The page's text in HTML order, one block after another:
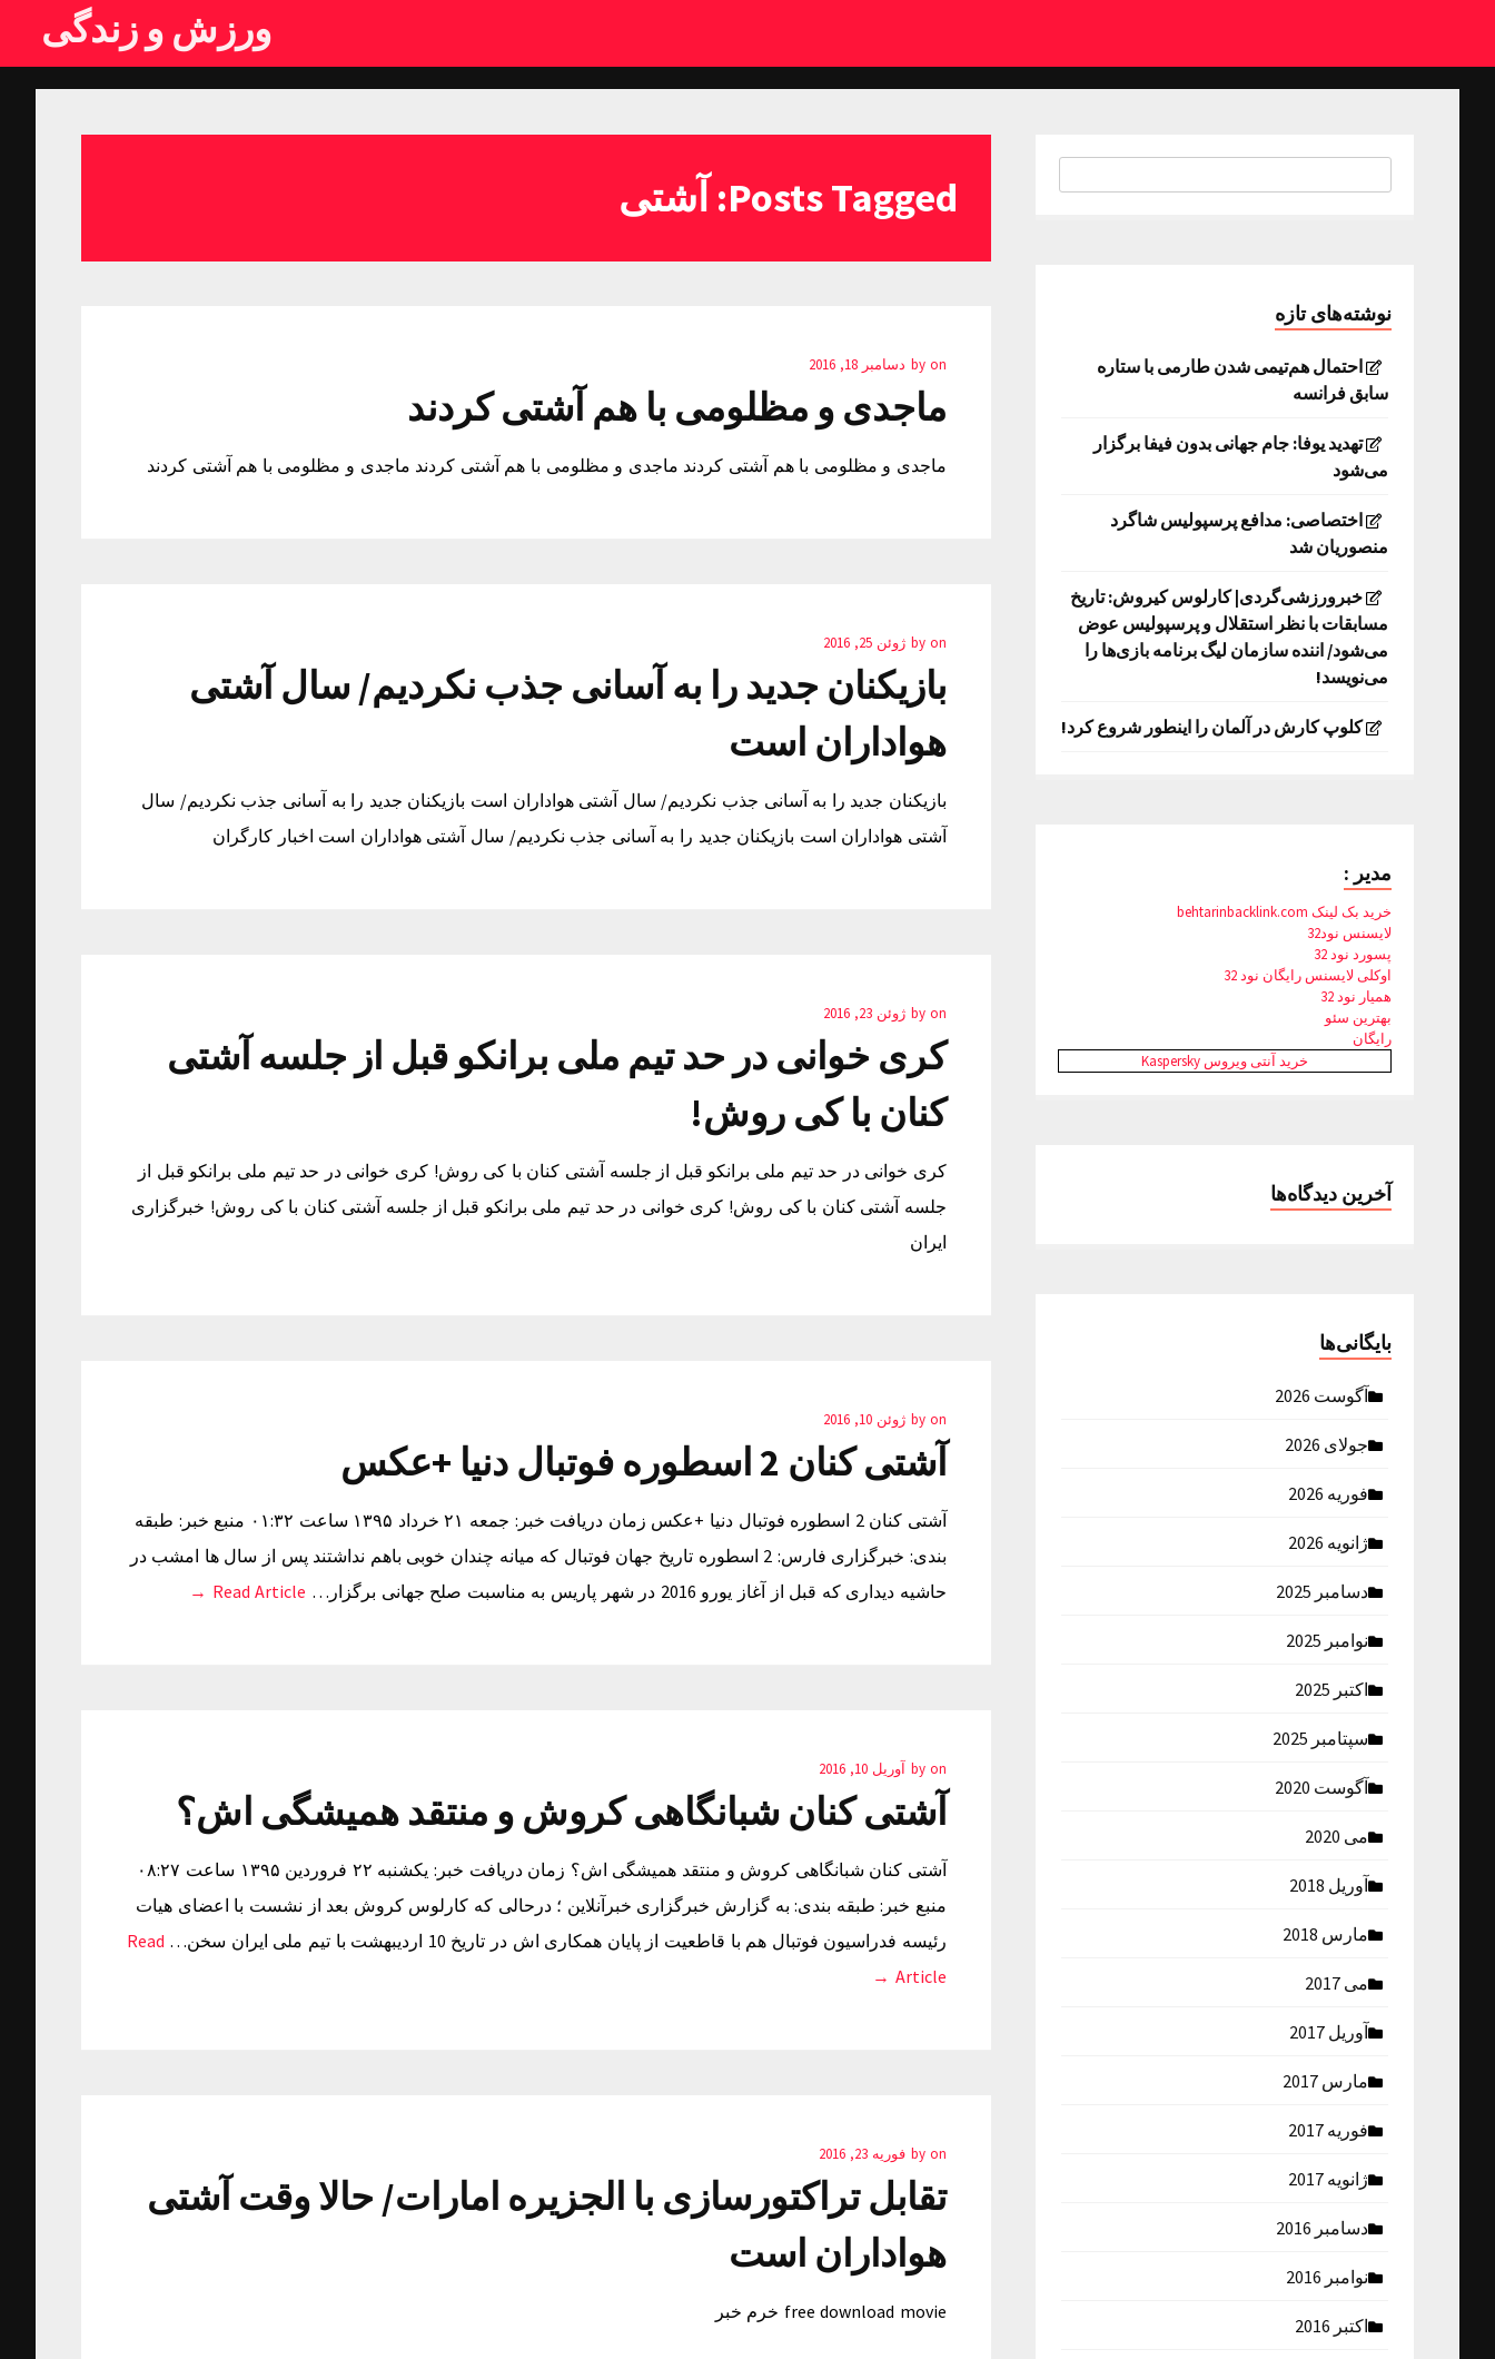
ورزش و زندگی
Posts Tagged: آشتی
by on دسامبر 18, 2016
ماجدی و مظلومی با هم آشتی کردند
ماجدی و مظلومی با هم آشتی کردند ماجدی و مظلومی با هم آشتی کردند ماجدی و مظلومی با هم آشتی کردند
by on ژوئن 25, 2016
بازیکنان جدید را به آسانی جذب نکردیم/ سال آشتی
هواداران است
بازیکنان جدید را به آسانی جذب نکردیم/ سال آشتی هواداران است بازیکنان جدید را به آسانی جذب نکردیم/ سال
آشتی هواداران است بازیکنان جدید را به آسانی جذب نکردیم/ سال آشتی هواداران است اخبار کارگران
by on ژوئن 23, 2016
کری خوانی در حد تیم ملی برانکو قبل از جلسه آشتی
کنان با کی روش!
کری خوانی در حد تیم ملی برانکو قبل از جلسه آشتی کنان با کی روش! کری خوانی در حد تیم ملی برانکو قبل از
جلسه آشتی کنان با کی روش! کری خوانی در حد تیم ملی برانکو قبل از جلسه آشتی کنان با کی روش! خبرگزاری
ایران
by on ژوئن 10, 2016
آشتی کنان 2 اسطوره فوتبال دنیا +عکس
آشتی کنان 2 اسطوره فوتبال دنیا +عکس زمان دریافت خبر: جمعه ۲۱ خرداد ۱۳۹۵ ساعت ۰۱:۳۲ منبع خبر: طبقه
بندی: خبرگزاری فارس: 2 اسطوره تاریخ جهان فوتبال که میانه چندان خوبی باهم نداشتند پس از سال ها امشب در
حاشیه دیداری که قبل از آغاز یورو 2016 در شهر پاریس به مناسبت صلح جهانی برگزار…
Read Article →
by on آوریل 10, 2016
آشتی کنان شبانگاهی کروش و منتقد همیشگی اش؟
آشتی کنان شبانگاهی کروش و منتقد همیشگی اش؟ زمان دریافت خبر: یکشنبه ۲۲ فروردین ۱۳۹۵ ساعت ۰۸:۲۷
منبع خبر: طبقه بندی: به گزارش خبرگزاری خبرآنلاین ؛ درحالی که کارلوس کروش بعد از نشست با اعضای هیات
رئیسه فدراسیون فوتبال هم با قاطعیت از پایان همکاری اش در تاریخ 10 اردیبهشت با تیم ملی ایران سخن…
Read
Article →
by on فوریه 23, 2016
تقابل تراکتورسازی با الجزیره امارات/ حالا وقت آشتی
هواداران است
free download movie خرم خبر
نوشته‌های تازه
احتمال هم‌تیمی شدن طارمی با ستاره
سابق فرانسه
تهدید یوفا: جام جهانی بدون فیفا برگزار
می‌شود
اختصاصی: مدافع پرسپولیس شاگرد
منصوریان شد
خبرورزشی‌گردی| کارلوس کیروش: تاریخ
مسابقات با نظر استقلال و پرسپولیس عوض
می‌شود/ اننده سازمان لیگ برنامه بازی‌ها را
می‌نویسد!
کلوپ کارش در آلمان را اینطور شروع کرد!
مدیر :
خرید بک لینک behtarinbacklink.com
لایسنس نود32
پسورد نود 32
اوکلی لایسنس رایگان نود 32
همیار نود 32
بهترین سئو
رایگان
خرید آنتی ویروس Kaspersky
آخرین دیدگاه‌ها
بایگانی‌ها
آگوست 2026
جولای 2026
فوریه 2026
ژانویه 2026
دسامبر 2025
نوامبر 2025
اکتبر 2025
سپتامبر 2025
آگوست 2020
می 2020
آوریل 2018
مارس 2018
می 2017
آوریل 2017
مارس 2017
فوریه 2017
ژانویه 2017
دسامبر 2016
نوامبر 2016
اکتبر 2016